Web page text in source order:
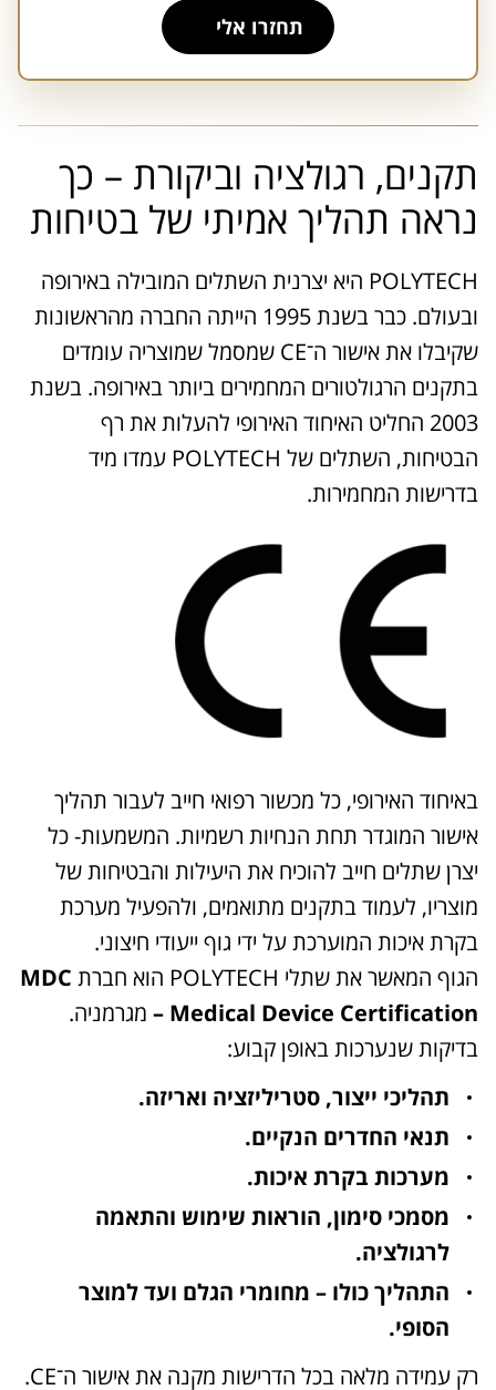
תחזרו אלי
l
r
a
i
e
תקנים, רגולציה וביקורת – כך
נראה תהליך אמיתי של בטיחות
POLYTECH היא יצרנית השתלים המובילה באירופה
ובעולם. כבר בשנת 1995 הייתה החברה מהראשונות
שקיבלו את אישור ה־CE שמסמל שמוצריה עומדים
בתקנים הרגולטורים המחמירים ביותר באירופה. בשנת
2003 החליט האיחוד האירופי להעלות את רף
הבטיחות, השתלים של POLYTECH עמדו מיד
בדרישות המחמירות.
באיחוד האירופי, כל מכשור רפואי חייב לעבור תהליך
אישור המוגדר תחת הנחיות רשמיות. המשמעות- כל
יצרן שתלים חייב להוכיח את היעילות והבטיחות של
מוצריו, לעמוד בתקנים מתואמים, ולהפעיל מערכת
בקרת איכות המוערכת על ידי גוף ייעודי חיצוני.
הגוף המאשר את שתלי POLYTECH הוא חברת
MDC
– Medical Device Certification מגרמניה.
בדיקות שנערכות באופן קבוע:
תהליכי ייצור, סטריליזציה ואריזה.
תנאי החדרים הנקיים.
מערכות בקרת איכות.
מסמכי סימון, הוראות שימוש והתאמה
לרגולציה.
התהליך כולו – מחומרי הגלם ועד למוצר
הסופי.
רק עמידה מלאה בכל הדרישות מקנה את אישור ה־CE.